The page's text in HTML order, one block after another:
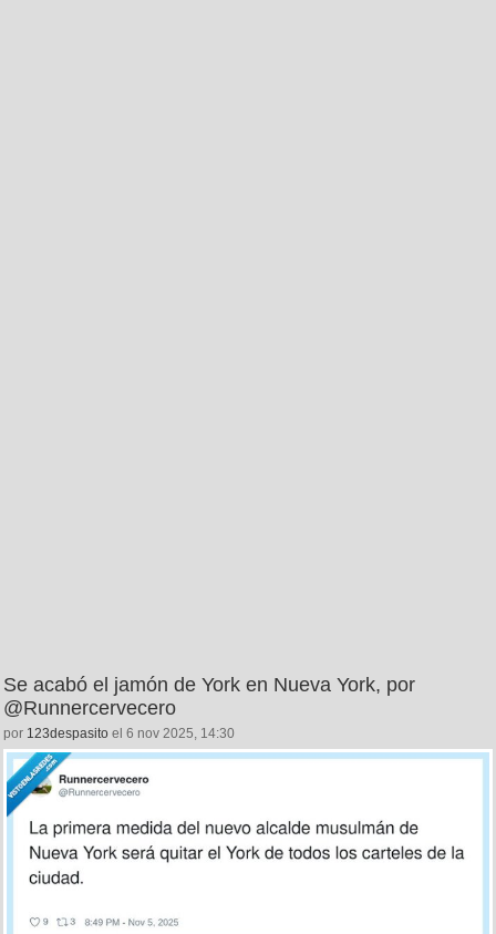
Se acabó el jamón de York en Nueva York, por
@Runnercervecero
por 123despasito el 6 nov 2025, 14:30